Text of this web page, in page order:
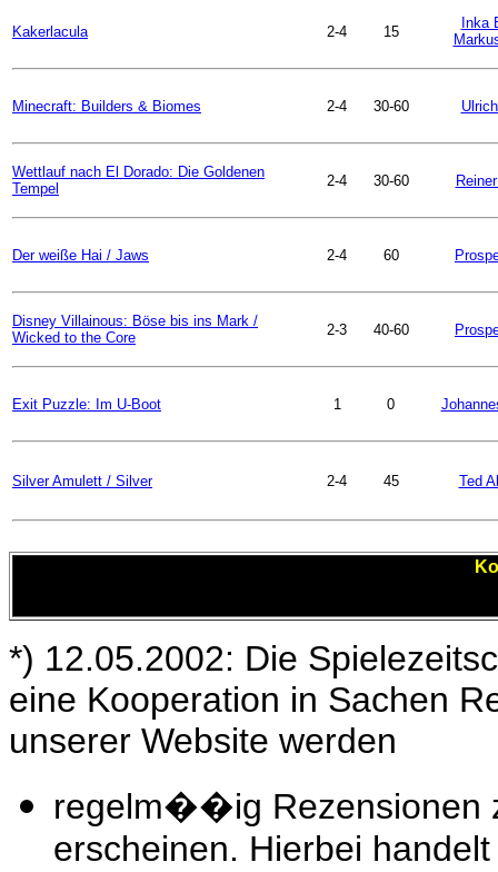
Kakerlacula 2-4 15
Inka
Minecraft: Builders & Biomes 2-4 30-60
Wettlauf nach El Dorado: Die Goldenen
Tempel
2-4 30-60
Der weiße Hai / Jaws 2-4 60
Disney Villainous: Böse bis ins Mark /
Wicked to the Core
2-3 40-60
Exit Puzzle: Im U-Boot 1 0
Silver Amulett / Silver 2-4 45 Ted
*) 12.05.2002: Die
eine Kooperation in Sachen
unserer Website werden
regelm��ig Rezensionen
erscheinen. Hierbei